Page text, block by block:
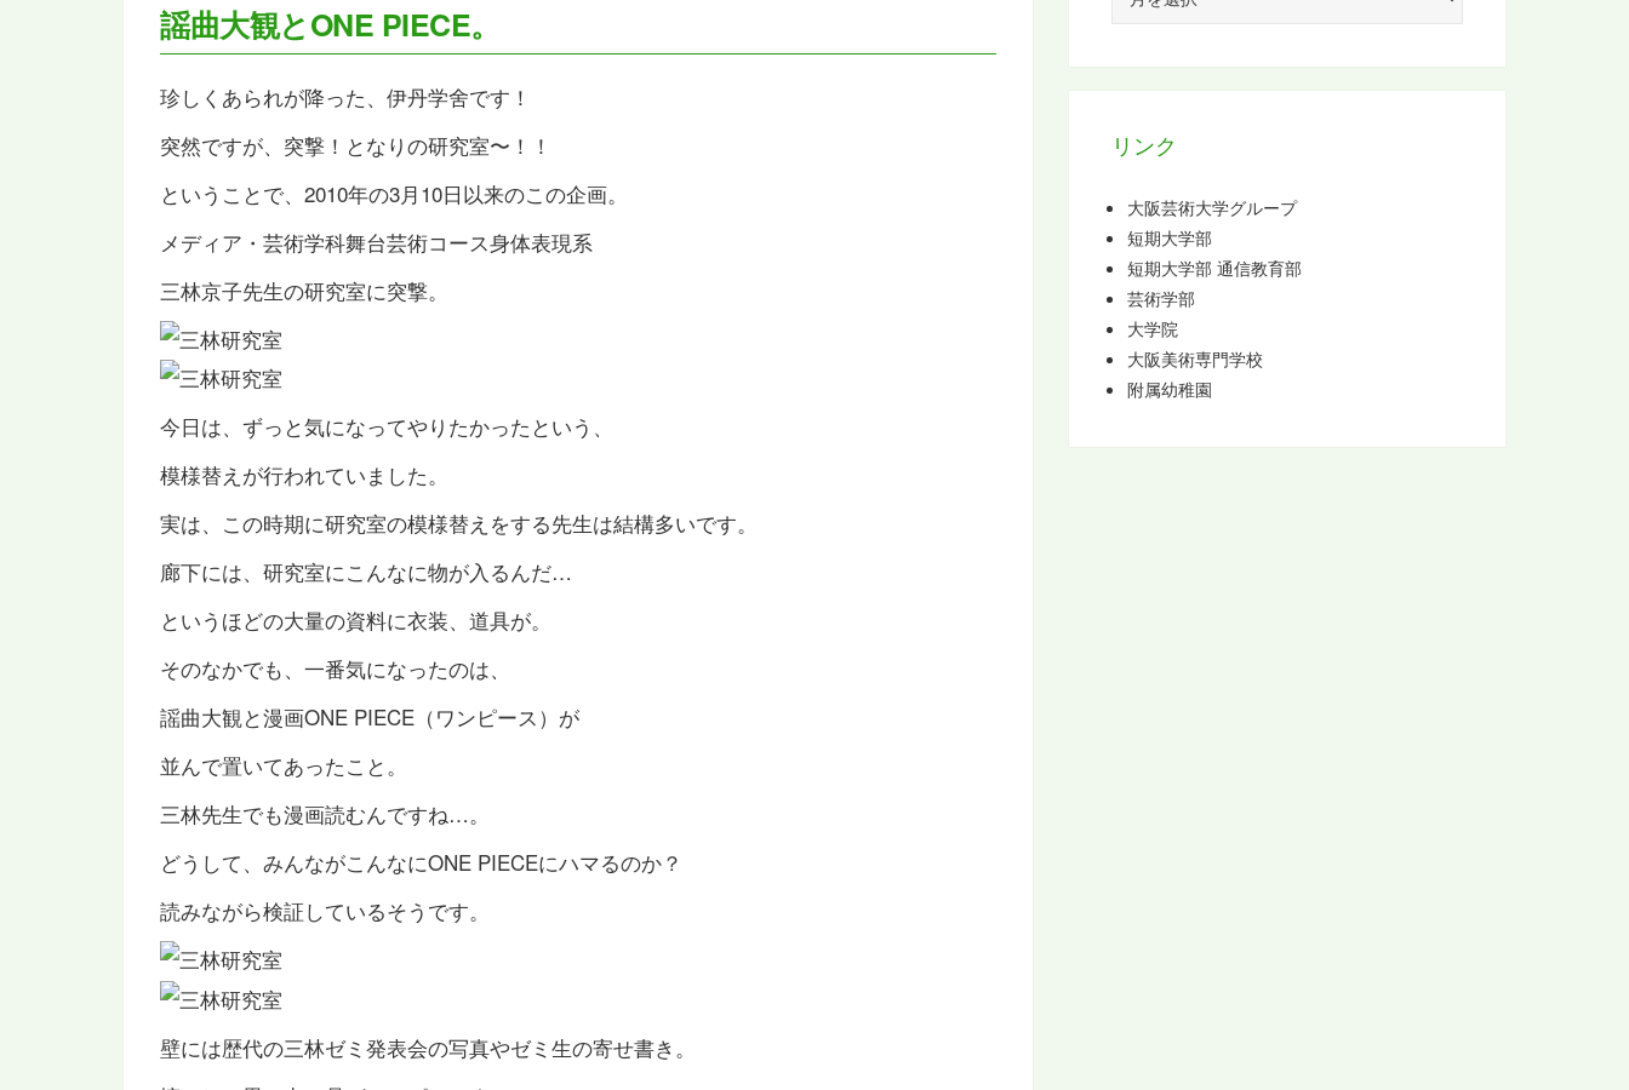
謡曲大観とONE PIECE。
珍しくあられが降った、伊丹学舍です！
突然ですが、突撃！となりの研究室〜！！
ということで、2010年の3月10日以来のこの企画。
メディア・芸術学科舞台芸術コース身体表現系
三林京子先生の研究室に突撃。
今日は、ずっと気になってやりたかったという、
模様替えが行われていました。
実は、この時期に研究室の模様替えをする先生は結構多いです。
廊下には、研究室にこんなに物が入るんだ…
というほどの大量の資料に衣装、道具が。
そのなかでも、一番気になったのは、
謡曲大観と漫画ONE PIECE（ワンピース）が
並んで置いてあったこと。
三林先生でも漫画読むんですね…。
どうして、みんながこんなにONE PIECEにハマるのか？
読みながら検証しているそうです。
壁には歴代の三林ゼミ発表会の写真やゼミ生の寄せ書き。
カ
リンク
大阪芸術大学グループ
短期大学部
短期大学部 通信教育部
芸術学部
大学院
大阪美術専門学校
附属幼稚園